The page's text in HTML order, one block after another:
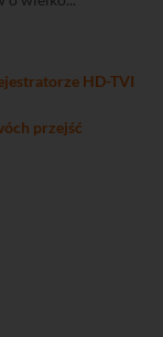
HD-TVI
przejść